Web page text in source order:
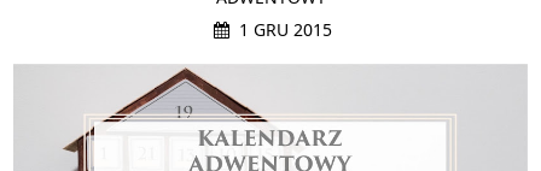
MACIERZYŃSTWO
O NAS
HOME TOUR
1 GRU 2015